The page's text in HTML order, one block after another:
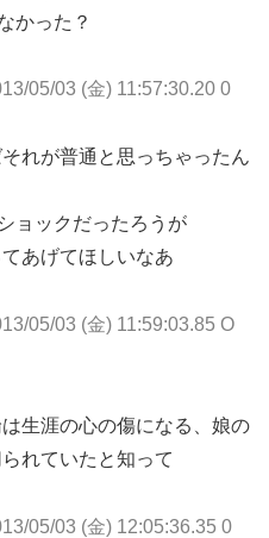
かった？
05/03 (金) 11:57:30.20 0
れが普通と思っちゃったん
ョックだったろうが
あげてほしいなあ
05/03 (金) 11:59:03.85 O
生涯の心の傷になる、娘の
れていたと知って
05/03 (金) 12:05:36.35 0